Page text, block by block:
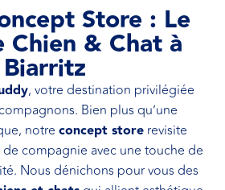
Store : Le
Chien & Chat à
Biarritz
, votre destination privilégiée
Bien plus qu’une
notre concept store revisite
de compagnie avec une touche de
Nous dénichons pour vous des